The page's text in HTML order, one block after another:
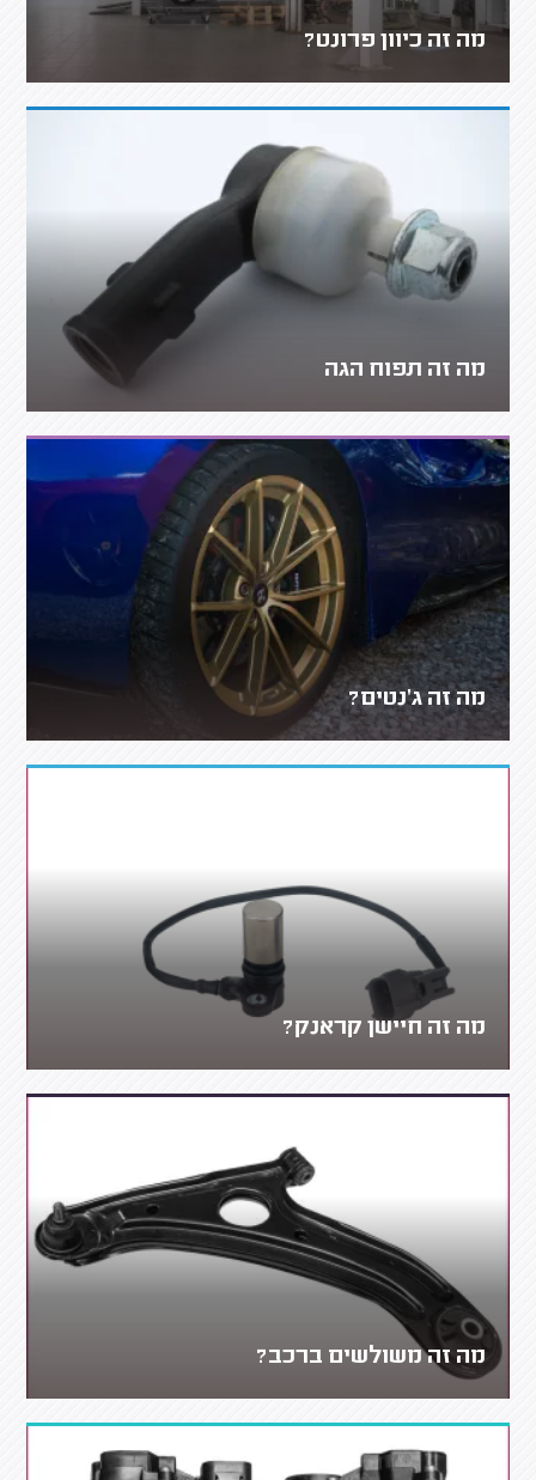
מה זה כיוון פרונט?
מה זה תפוח הגה
מה זה ג'נטים?
מה זה חיישן קראנק?
מה זה משולשים ברכב?